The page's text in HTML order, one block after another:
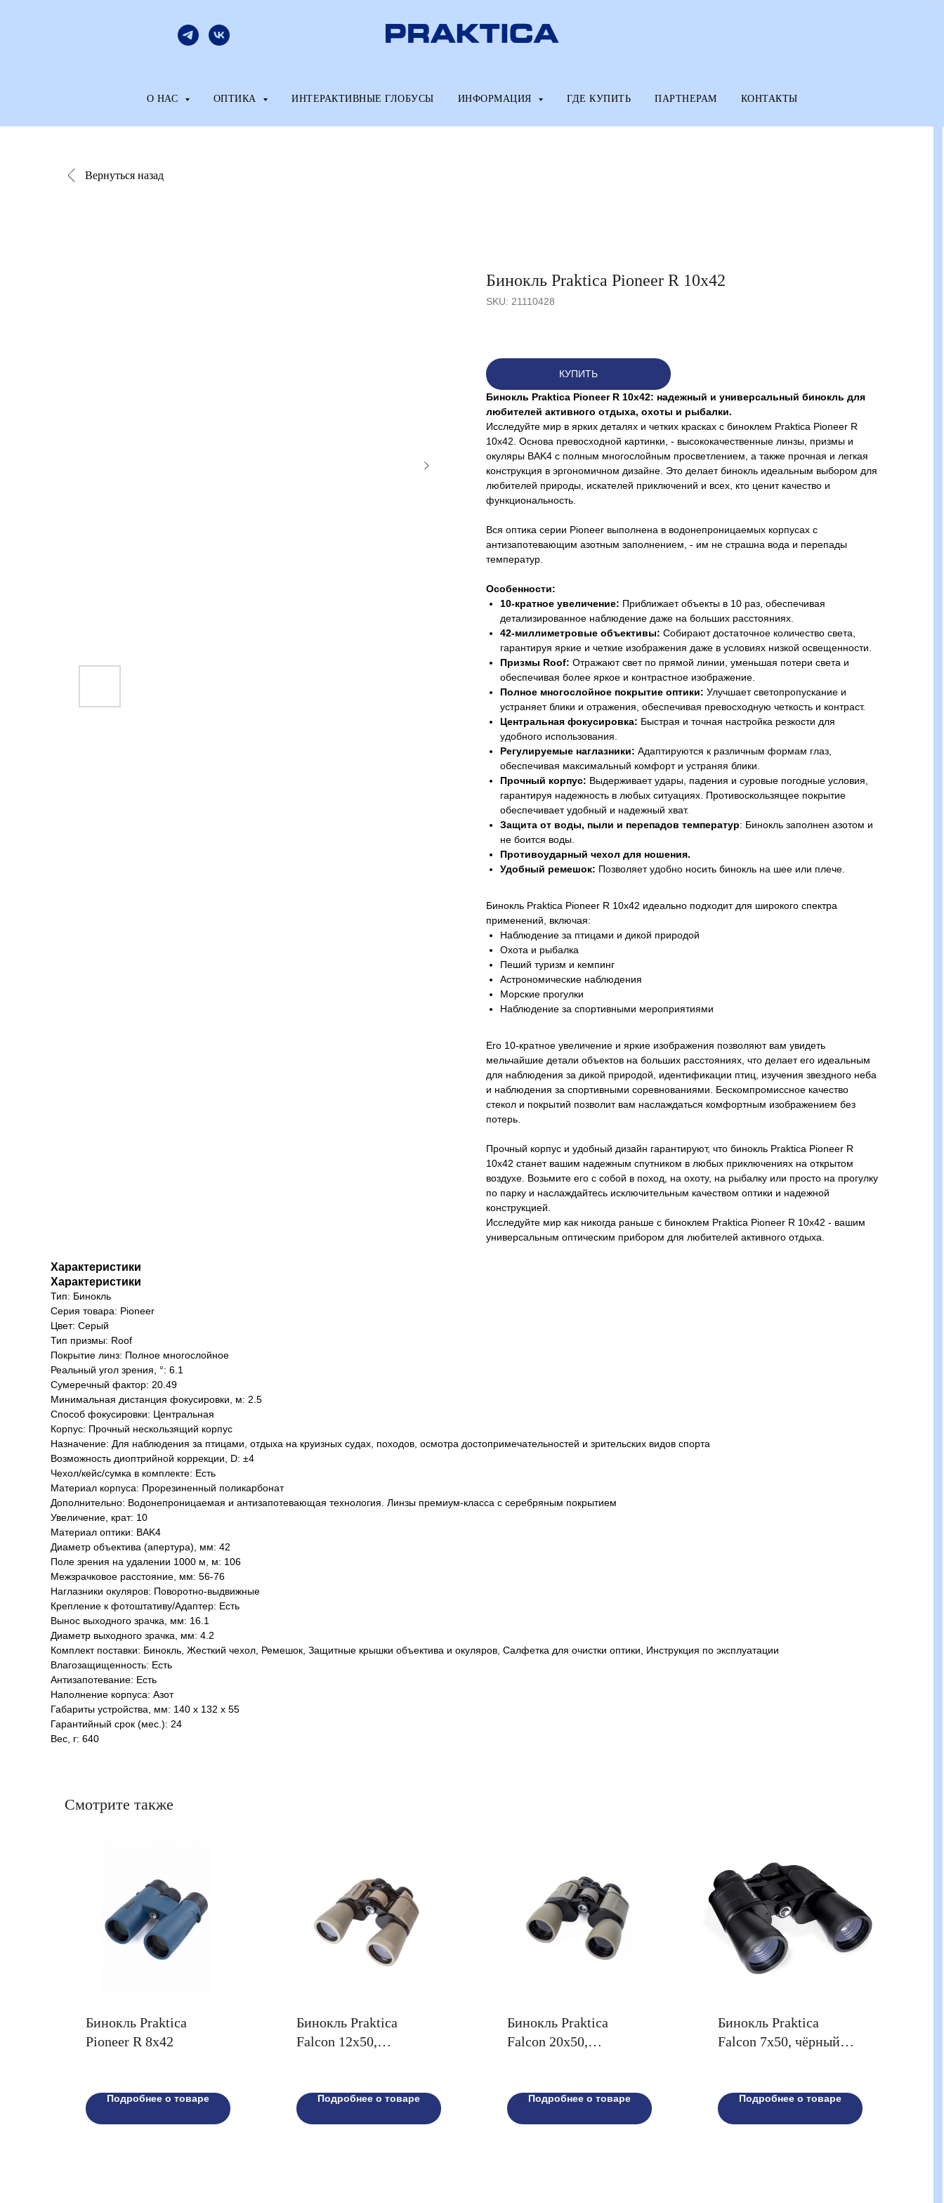
О НАС ОПТИКА ИНТЕРАКТИВНЫЕ ГЛОБУСЫ ИНФОРМАЦИЯ ГДЕ КУПИТЬ ПАРТНЕРАМ КОНТАКТЫ
Вернуться назад
Бинокль Praktica Pioneer R 10x42
SKU: 21110428
КУПИТЬ
Бинокль Praktica Pioneer R 10x42: надежный и универсальный бинокль для
любителей активного отдыха, охоты и рыбалки.
Исследуйте мир в ярких деталях и четких красках с биноклем Praktica Pioneer R
10x42. Основа превосходной картинки, - высококачественные линзы, призмы и
окуляры BAK4 с полным многослойным просветлением, а также прочная и легкая
конструкция в эргономичном дизайне. Это делает бинокль идеальным выбором для
любителей природы, искателей приключений и всех, кто ценит качество и
функциональность.
Вся оптика серии Pioneer выполнена в водонепроницаемых корпусах с
антизапотевающим азотным заполнением, - им не страшна вода и перепады
температур.
Особенности:
10-кратное увеличение: Приближает объекты в 10 раз, обеспечивая
детализированное наблюдение даже на больших расстояниях.
42-миллиметровые объективы: Собирают достаточное количество света,
гарантируя яркие и четкие изображения даже в условиях низкой освещенности.
Призмы Roof: Отражают свет по прямой линии, уменьшая потери света и
обеспечивая более яркое и контрастное изображение.
Полное многослойное покрытие оптики: Улучшает светопропускание и
устраняет блики и отражения, обеспечивая превосходную четкость и контраст.
Центральная фокусировка: Быстрая и точная настройка резкости для
удобного использования.
Регулируемые наглазники: Адаптируются к различным формам глаз,
обеспечивая максимальный комфорт и устраняя блики.
Прочный корпус: Выдерживает удары, падения и суровые погодные условия,
гарантируя надежность в любых ситуациях. Противоскользящее покрытие
обеспечивает удобный и надежный хват.
Защита от воды, пыли и перепадов температур: Бинокль заполнен азотом и
не боится воды.
Противоударный чехол для ношения.
Удобный ремешок: Позволяет удобно носить бинокль на шее или плече.
Бинокль Praktica Pioneer R 10x42 идеально подходит для широкого спектра
применений, включая:
Наблюдение за птицами и дикой природой
Охота и рыбалка
Пеший туризм и кемпинг
Астрономические наблюдения
Морские прогулки
Наблюдение за спортивными мероприятиями
Его 10-кратное увеличение и яркие изображения позволяют вам увидеть
мельчайшие детали объектов на больших расстояниях, что делает его идеальным
для наблюдения за дикой природой, идентификации птиц, изучения звездного неба
и наблюдения за спортивными соревнованиями. Бескомпромиссное качество
стекол и покрытий позволит вам наслаждаться комфортным изображением без
потерь.
Прочный корпус и удобный дизайн гарантируют, что бинокль Praktica Pioneer R
10x42 станет вашим надежным спутником в любых приключениях на открытом
воздухе. Возьмите его с собой в поход, на охоту, на рыбалку или просто на прогулку
по парку и наслаждайтесь исключительным качеством оптики и надежной
конструкцией.
Исследуйте мир как никогда раньше с биноклем Praktica Pioneer R 10x42 - вашим
универсальным оптическим прибором для любителей активного отдыха.
Характеристики
Характеристики
Тип: Бинокль
Серия товара: Pioneer
Цвет: Серый
Тип призмы: Roof
Покрытие линз: Полное многослойное
Реальный угол зрения, °: 6.1
Сумеречный фактор: 20.49
Минимальная дистанция фокусировки, м: 2.5
Способ фокусировки: Центральная
Корпус: Прочный нескользящий корпус
Назначение: Для наблюдения за птицами, отдыха на круизных судах, походов, осмотра достопримечательностей и зрительских видов спорта
Возможность диоптрийной коррекции, D: ±4
Чехол/кейс/сумка в комплекте: Есть
Материал корпуса: Прорезиненный поликарбонат
Дополнительно: Водонепроницаемая и антизапотевающая технология. Линзы премиум-класса с серебряным покрытием
Увеличение, крат: 10
Материал оптики: BAK4
Диаметр объектива (апертура), мм: 42
Поле зрения на удалении 1000 м, м: 106
Межзрачковое расстояние, мм: 56-76
Наглазники окуляров: Поворотно-выдвижные
Крепление к фотоштативу/Адаптер: Есть
Вынос выходного зрачка, мм: 16.1
Диаметр выходного зрачка, мм: 4.2
Комплект поставки: Бинокль, Жесткий чехол, Ремешок, Защитные крышки объектива и окуляров, Салфетка для очистки оптики, Инструкция по эксплуатации
Влагозащищенность: Есть
Антизапотевание: Есть
Наполнение корпуса: Азот
Габариты устройства, мм: 140 x 132 x 55
Гарантийный срок (мес.): 24
Вес, г: 640
Смотрите также
Бинокль Praktica
Pioneer R 8x42
Подробнее о товаре
Бинокль Praktica
Falcon 12x50,
Подробнее о товаре
Бинокль Praktica
Falcon 20x50,
Подробнее о товаре
Бинокль Praktica
Falcon 7x50, чёрный
Подробнее о товаре